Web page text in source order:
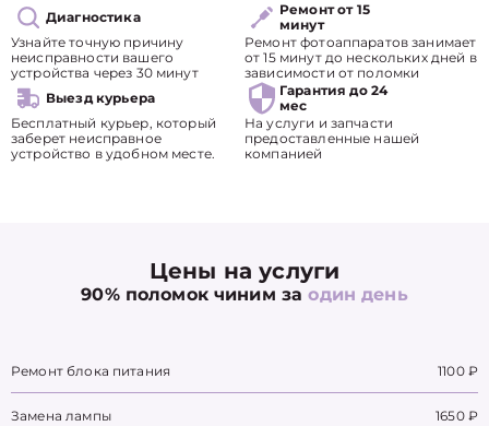
Диагностика
Узнайте точную причину
неисправности вашего
устройства через 30 минут
Ремонт от 15
минут
Ремонт фотоаппаратов занимает
от 15 минут до нескольких дней в
зависимости от поломки
Выезд курьера
Бесплатный курьер, который
заберет неисправное
устройство в удобном месте.
Гарантия до 24
мес
На услуги и запчасти
предоставленные нашей
компанией
Цены на услуги
90% поломок чиним заодин день
Ремонт блока питания 1100 ₽
Замена лампы 1650 ₽